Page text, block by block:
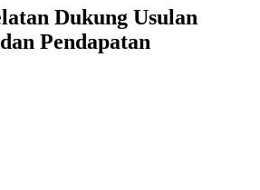
Dukung Usulan
Pendapatan